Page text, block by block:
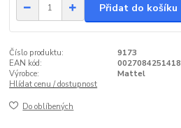
Přidat do košíku
Číslo produktu:
9173
EAN kód:
0027084251418
Výrobce:
Mattel
Hlídat cenu / dostupnost
Do oblíbených